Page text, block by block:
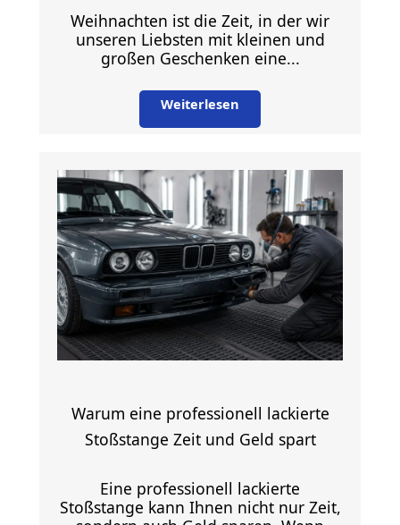
Weihnachten ist die Zeit, in der wir
unseren Liebsten mit kleinen und
großen Geschenken eine...
Weiterlesen
Warum eine professionell lackierte
Stoßstange Zeit und Geld spart
Eine professionell lackierte
Stoßstange kann Ihnen nicht nur Zeit,